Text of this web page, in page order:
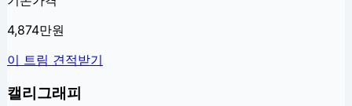
4,874만원
이 트림 견적받기
캘리그래피